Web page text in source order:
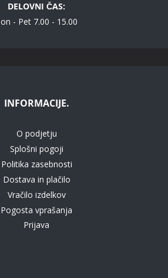
DELOVNI ČAS:
- Pet 7.00 - 15.00
INFORMACIJE.
O podjetju
Splošni pogoji
Politika zasebnosti
Dostava in plačilo
Vračilo izdelkov
Pogosta vprašanja
Prijava